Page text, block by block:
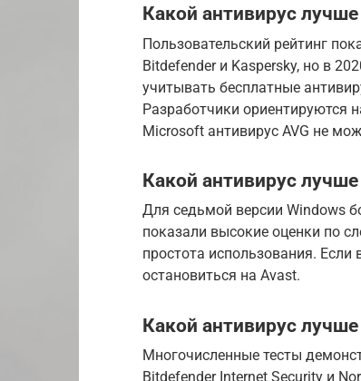
Какой антивирус
Пользовательский рейтинг
Bitdefender и Kaspersky, но в
учитывать бесплатные
Разработчики ориентируются
Microsoft антивирус AVG не
Какой антивирус
Для седьмой версии Windows
показали высокие оценки по
простота использования. Если
остановиться на Avast.
Какой антивирус
Многочисленные тесты
Bitdefender Internet Security и